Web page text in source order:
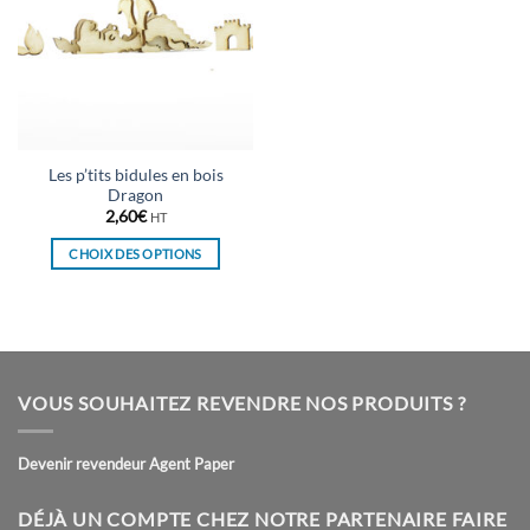
Les p’tits bidules en bois
Dragon
2,60€ HT
CHOIX DES OPTIONS
plusieurs
Les
peuvent
VOUS SOUHAITEZ REVENDRE NOS PRODUITS ?
Devenir revendeur Agent Paper
DÉJÀ UN COMPTE CHEZ NOTRE PARTENAIRE FAIRE